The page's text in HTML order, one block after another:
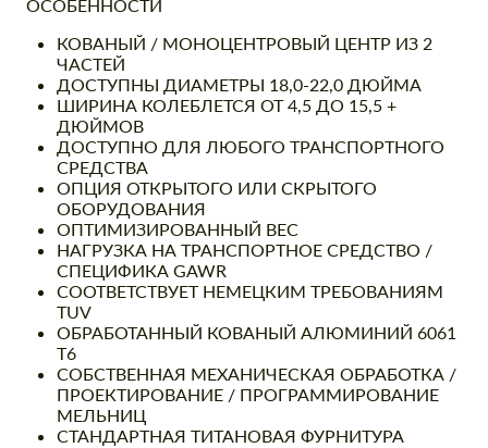
ОСОБЕННОСТИ
КОВАНЫЙ / МОНОЦЕНТРОВЫЙ ЦЕНТР ИЗ 2
ЧАСТЕЙ
ДОСТУПНЫ ДИАМЕТРЫ 18,0-22,0 ДЮЙМА
ШИРИНА КОЛЕБЛЕТСЯ ОТ 4,5 ДО 15,5 +
ДЮЙМОВ
ДОСТУПНО ДЛЯ ЛЮБОГО ТРАНСПОРТНОГО
СРЕДСТВА
ОПЦИЯ ОТКРЫТОГО ИЛИ СКРЫТОГО
ОБОРУДОВАНИЯ
ОПТИМИЗИРОВАННЫЙ ВЕС
НАГРУЗКА НА ТРАНСПОРТНОЕ СРЕДСТВО /
СПЕЦИФИКА GAWR
СООТВЕТСТВУЕТ НЕМЕЦКИМ ТРЕБОВАНИЯМ
TUV
ОБРАБОТАННЫЙ КОВАНЫЙ АЛЮМИНИЙ 6061
T6
СОБСТВЕННАЯ МЕХАНИЧЕСКАЯ ОБРАБОТКА /
ПРОЕКТИРОВАНИЕ / ПРОГРАММИРОВАНИЕ
МЕЛЬНИЦ
СТАНДАРТНАЯ ТИТАНОВАЯ ФУРНИТУРА